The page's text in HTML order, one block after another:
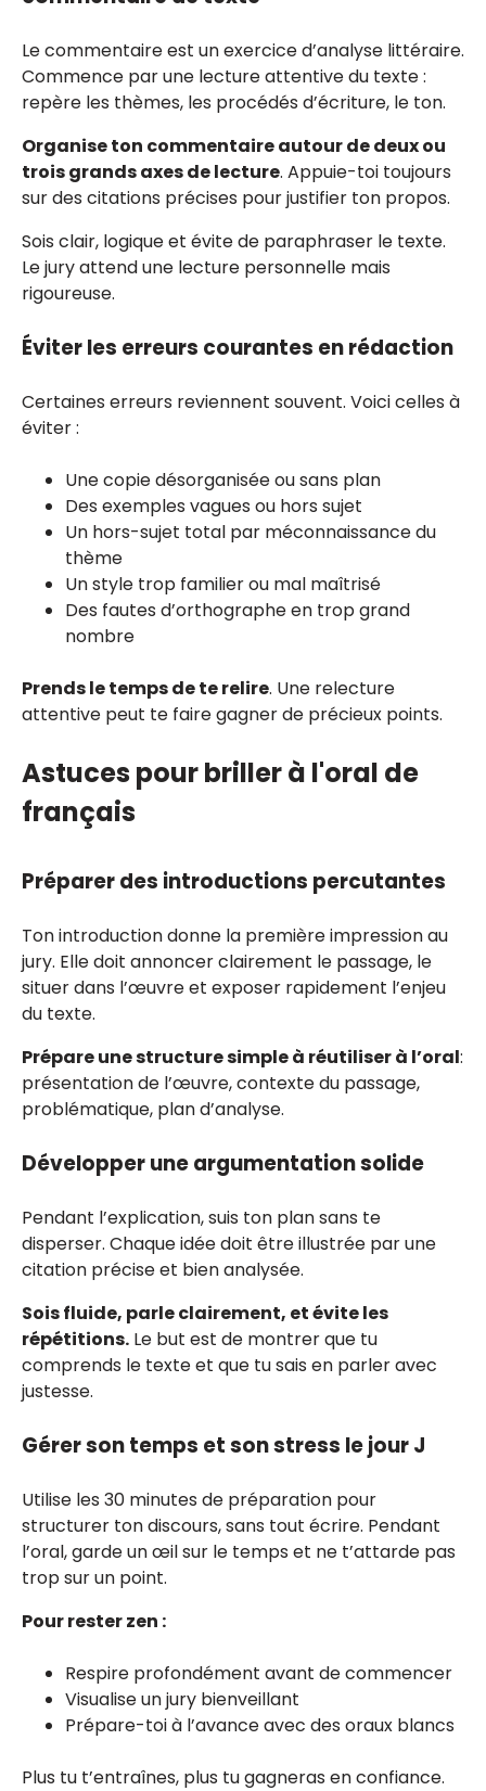
Le commentaire est un exercice d’analyse littéraire.
Commence par une lecture attentive du texte :
repère les thèmes, les procédés d’écriture, le ton.
Organise ton commentaire autour de deux ou
trois grands axes de lecture. Appuie-toi toujours
sur des citations précises pour justifier ton propos.
Sois clair, logique et évite de paraphraser le texte.
Le jury attend une lecture personnelle mais
rigoureuse.
Éviter les erreurs courantes en rédaction
Certaines erreurs reviennent souvent. Voici celles à
éviter :
Une copie désorganisée ou sans plan
Des exemples vagues ou hors sujet
Un hors-sujet total par méconnaissance du
thème
Un style trop familier ou mal maîtrisé
Des fautes d’orthographe en trop grand
nombre
Prends le temps de te relire. Une relecture
attentive peut te faire gagner de précieux points.
Astuces pour briller à l'oral de
français
Préparer des introductions percutantes
Ton introduction donne la première impression au
jury. Elle doit annoncer clairement le passage, le
situer dans l’œuvre et exposer rapidement l’enjeu
du texte.
Prépare une structure simple à réutiliser à l’oral:
présentation de l’œuvre, contexte du passage,
problématique, plan d’analyse.
Développer une argumentation solide
Pendant l’explication, suis ton plan sans te
disperser. Chaque idée doit être illustrée par une
citation précise et bien analysée.
Sois fluide, parle clairement, et évite les
répétitions. Le but est de montrer que tu
comprends le texte et que tu sais en parler avec
justesse.
Gérer son temps et son stress le jour J
Utilise les 30 minutes de préparation pour
structurer ton discours, sans tout écrire. Pendant
l’oral, garde un œil sur le temps et ne t’attarde pas
trop sur un point.
Pour rester zen :
Respire profondément avant de commencer
Visualise un jury bienveillant
Prépare-toi à l’avance avec des oraux blancs
Plus tu t’entraînes, plus tu gagneras en confiance.